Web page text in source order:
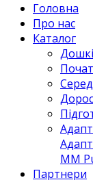
Головна
Про нас
Каталог
MM
Партнери